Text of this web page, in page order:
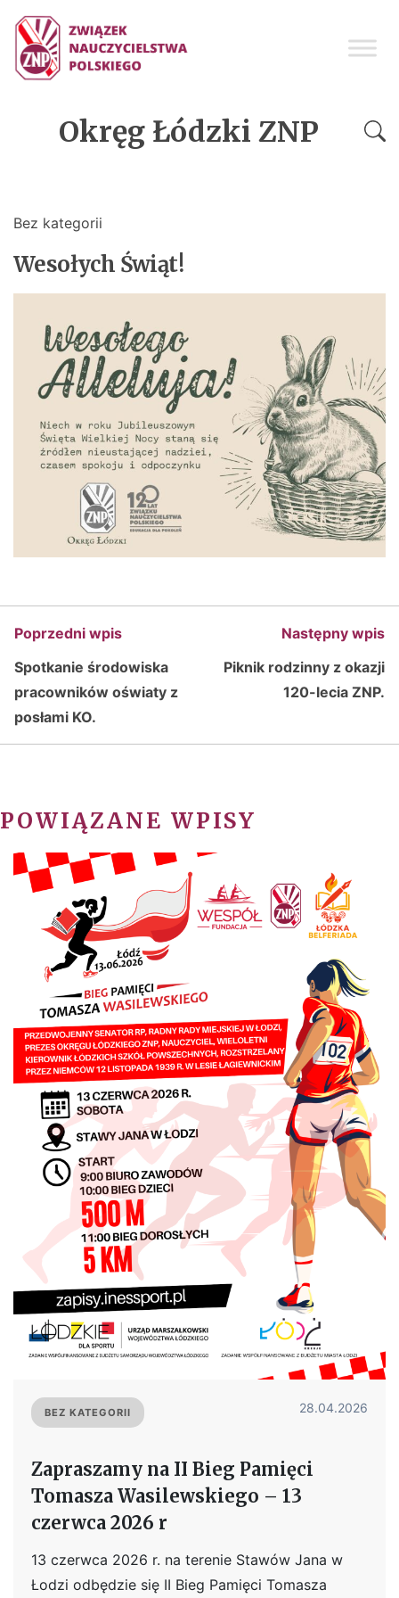
Okręg Łódzki ZNP
Bez kategorii
Wesołych Świąt!
Poprzedni wpis
Spotkanie środowiska
pracowników oświaty z
posłami KO.
Następny wpis
Piknik rodzinny z okazji
120-lecia ZNP.
POWIĄZANE WPISY
BEZ KATEGORII 28.04.2026
Zapraszamy na II Bieg Pamięci
Tomasza Wasilewskiego – 13
czerwca 2026 r
13 czerwca 2026 r. na terenie Stawów Jana w
Łodzi odbędzie się II Bieg Pamięci Tomasza